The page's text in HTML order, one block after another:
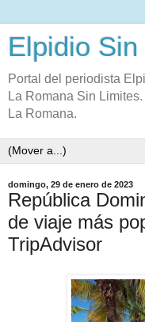
Elpidio
Portal del periodista
La Romana Sin
La Romana.
domingo, 29 de enero de 2023
República
de viaje más
TripAdvisor